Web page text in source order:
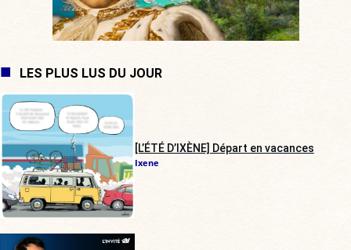
LES PLUS LUS DU JOUR
[L’ÉTÉ D’IXÈNE] Départ en vacances
Ixene